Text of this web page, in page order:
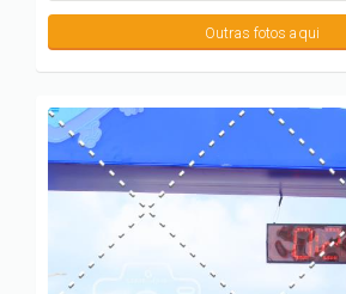
Outras fotos aqui